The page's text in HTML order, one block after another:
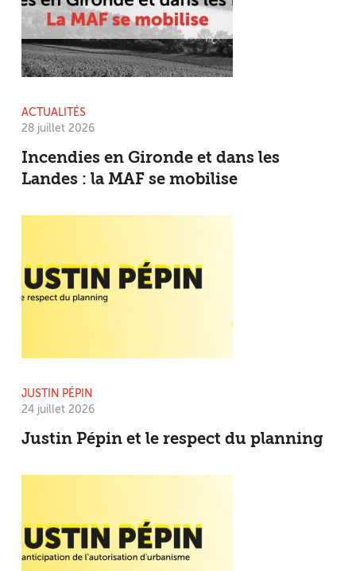
ACTUALITÉS
28 juillet 2026
Incendies en Gironde et dans les
Landes : la MAF se mobilise
JUSTIN PÉPIN
24 juillet 2026
Justin Pépin et le respect du planning